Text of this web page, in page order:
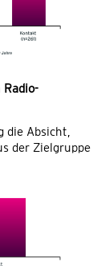
die Absicht,
der Zielgruppe